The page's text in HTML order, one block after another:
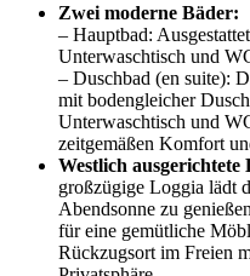
Zwei moderne Bäder:
– Hauptbad:
Unterwaschtisch und
– Duschbad (en suite):
mit bodengleicher
Unterwaschtisch und
zeitgemäßen Komfort
Westlich ausgerichtete
großzügige Loggia lädt
Abendsonne zu
für eine gemütliche
Rückzugsort im Freien